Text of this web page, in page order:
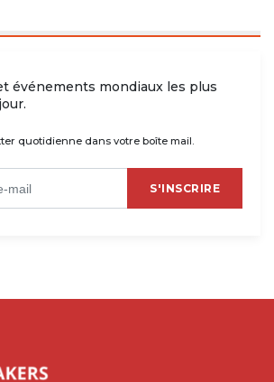
événements mondiaux les plus
quotidienne dans votre boîte mail.
S'INSCRIRE